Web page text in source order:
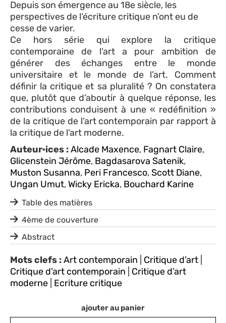
ajouter au panier
Depuis son émergence au 18e siècle, les
perspectives de l’écriture critique n’ont eu de
cesse de varier.
Ce hors série qui explore la critique
contemporaine de l’art a pour ambition de
générer des échanges entre le monde
universitaire et le monde de l’art. Comment
définir la critique et sa pluralité ? On constatera
que, plutôt que d’aboutir à quelque réponse, les
contributions conduisent à une « redéfinition »
de la critique de l’art contemporain par rapport à
la critique de l’art moderne.
Auteur·ices :Alcade Maxence, Fagnart Claire,
Glicenstein Jérôme, Bagdasarova Satenik,
Muston Susanna, Peri Francesco,Scott Diane,
Ungan Umut, Wicky Ericka, Bouchard Karine
Table des matières
4ème de couverture
Abstract
Mots clefs :Art contemporain Critique d’art
Critique d’art contemporain
Critique d’art
moderne Ecriture critique